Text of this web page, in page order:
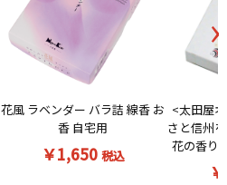
花風 ラベンダー バラ詰 線香 お
香 自宅用
￥1,650 税込
<太田屋
さと信州
花の香り
›